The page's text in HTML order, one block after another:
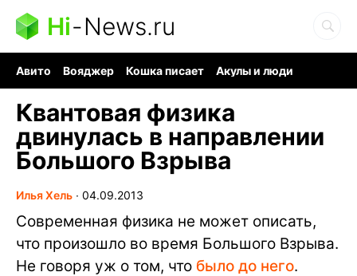
Hi-News.ru
Авито Вояджер Кошка писает
Акулы и люди
Квантовая физика
двинулась в направлении
Большого Взрыва
Илья Хель ∙ 04.09.2013
Современная физика не может описать,
что произошло во время Большого Взрыва.
Не говоря уж о том, что было до него.